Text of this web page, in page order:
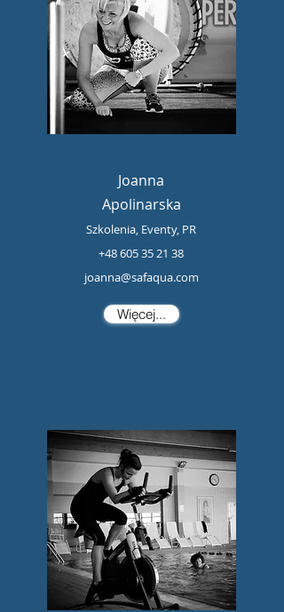
Joanna
Apolinarska
Szkolenia, Eventy, PR
+48 605 35 21 38
joanna@safaqua.com
Więcej...